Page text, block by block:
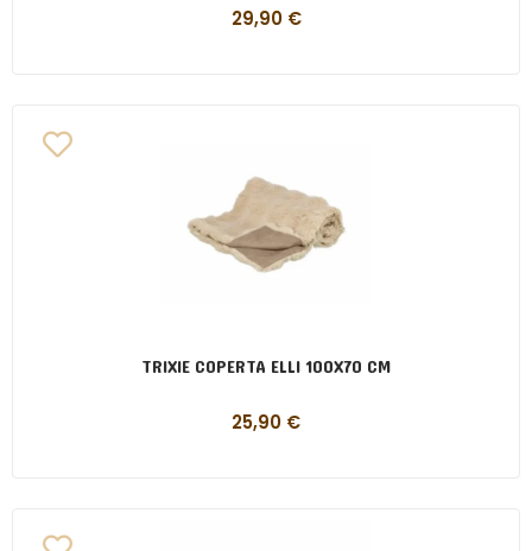
29,90 €
TRIXIE COPERTA ELLI 100X70 CM
25,90 €